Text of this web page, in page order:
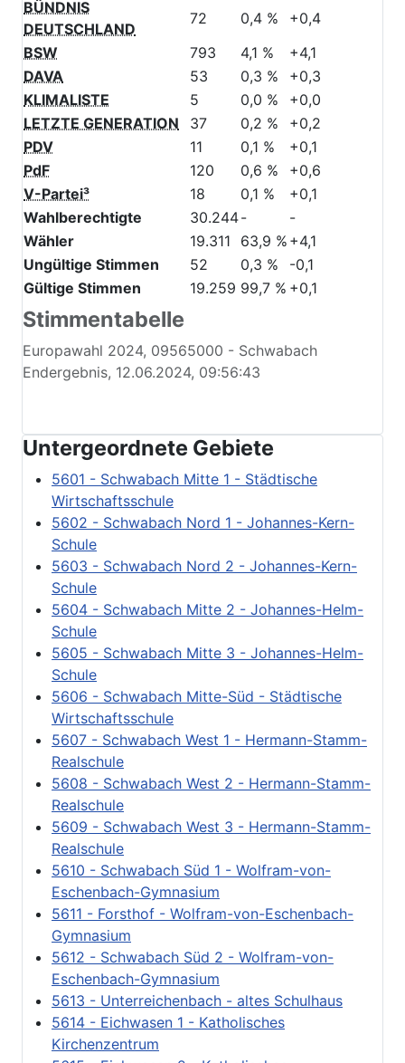
Stimmentabelle
Europawahl 2024, 09565000 - Schwabach
Endergebnis, 12.06.2024, 09:56:43
BÜNDNIS
DEUTSCHLAND
72 0,4 %
+0,4
BSW
793 4,1 %
+4,1
DAVA
53 0,3 %
+0,3
KLIMALISTE
5 0,0 %
+0,0
LETZTE GENERATION
37 0,2 %
+0,2
PDV
11 0,1 %
+0,1
PdF
120 0,6 %
+0,6
V-Partei³
18 0,1 %
+0,1
Wahlberechtigte
30.244-
-
Wähler
19.311 63,9 % +4,1
Ungültige Stimmen
52 0,3 %
-0,1
Gültige Stimmen
19.259 99,7 % +0,1
Untergeordnete Gebiete
5601 - Schwabach Mitte 1 - Städtische
Wirtschaftsschule
5602 - Schwabach Nord 1 - Johannes-Kern-
Schule
5603 - Schwabach Nord 2 - Johannes-Kern-
Schule
5604 - Schwabach Mitte 2 - Johannes-Helm-
Schule
5605 - Schwabach Mitte 3 - Johannes-Helm-
Schule
5606 - Schwabach Mitte-Süd - Städtische
Wirtschaftsschule
5607 - Schwabach West 1 - Hermann-Stamm-
Realschule
5608 - Schwabach West 2 - Hermann-Stamm-
Realschule
5609 - Schwabach West 3 - Hermann-Stamm-
Realschule
5610 - Schwabach Süd 1 - Wolfram-von-
Eschenbach-Gymnasium
5611 - Forsthof - Wolfram-von-Eschenbach-
Gymnasium
5612 - Schwabach Süd 2 - Wolfram-von-
Eschenbach-Gymnasium
5613 - Unterreichenbach - altes Schulhaus
5614 - Eichwasen 1 - Katholisches
Kirchenzentrum